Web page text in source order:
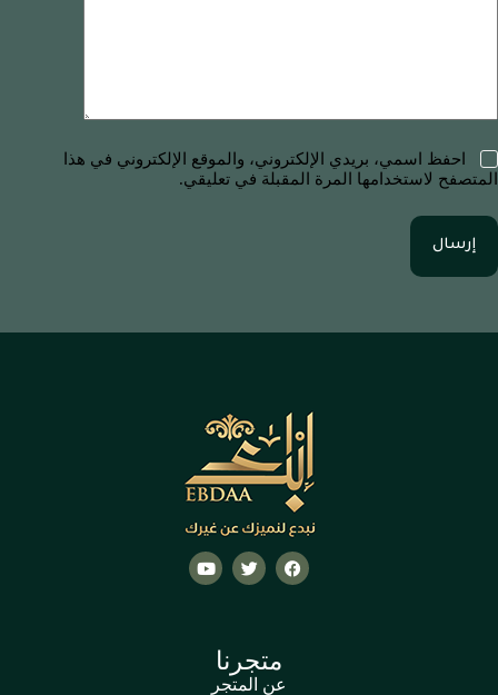
احفظ اسمي، بريدي الإلكتروني، والموقع الإلكتروني في هذا
المتصفح لاستخدامها المرة المقبلة في تعليقي.
إرسال
متجرنا
عن المتجر